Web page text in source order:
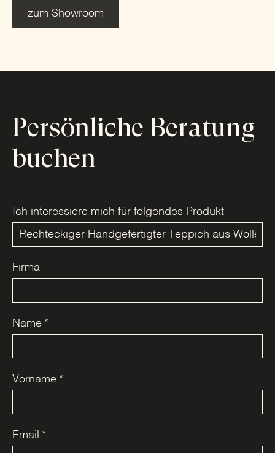
zum Showroom
Persönliche Beratung
buchen
Ich interessiere mich für folgendes Produkt
Firma
Name *
Vorname *
Email *